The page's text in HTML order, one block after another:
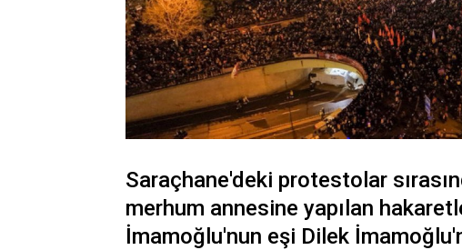
Saraçhane'deki protestolar
merhum annesine yapılan
İmamoğlu'nun eşi Dilek